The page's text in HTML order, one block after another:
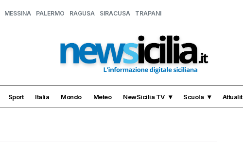
MESSINA PALERMO RAGUSA SIRACUSA TRAPANI
Sport Italia Mondo Meteo NewSicilia TV Scuola